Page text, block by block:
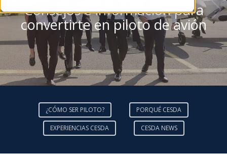
Consejos e información para
convertirte en piloto de avión
¿CÓMO SER PILOTO? PORQUÉ CESDA
EXPERIENCIAS CESDA CESDA NEWS